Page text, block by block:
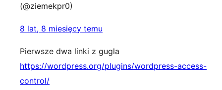
(@ziemekpr0)
8 lat, 8 miesięcy temu
Pierwsze dwa linki z gugla
https://wordpress.org/plugins/wordpress-access-
control/